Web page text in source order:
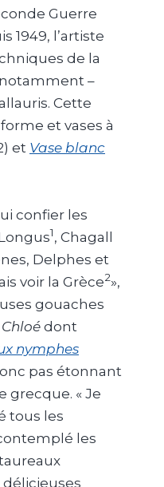
Guerre
1949, l’artiste
de la
–
Cette
et vases à
et Vase blanc
confier les
1, Chagall
Delphes et
voir la Grèce2»,
gouaches
dont
nymphes
pas étonnant
grecque. « Je
tous les
les